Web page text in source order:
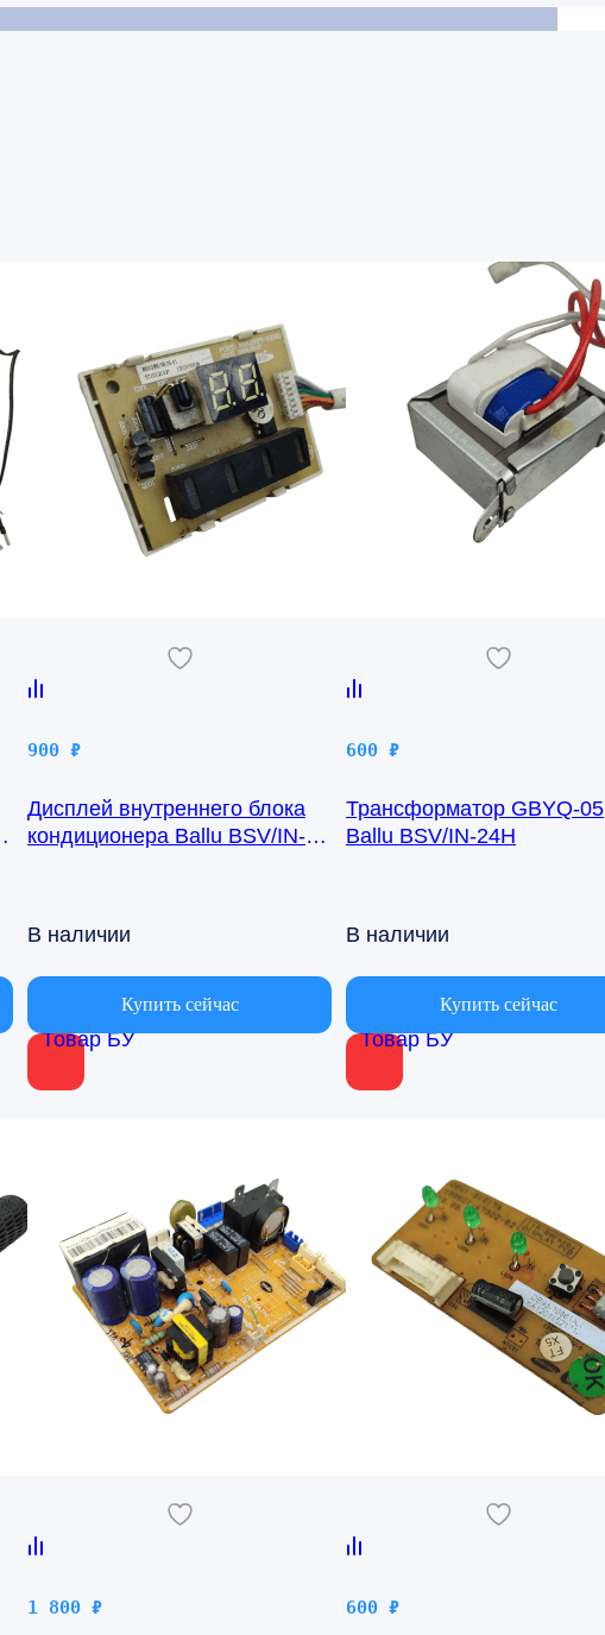
Товар БУ
900 ₽
Дисплей внутреннего блока
кондиционера Ballu BSV/IN-
В наличии
Купить сейчас
Товар БУ
600 ₽
Трансформатор GBYQ-05
Ballu BSV/IN-24H
В наличии
Купить сейчас
1 800 ₽ 600 ₽